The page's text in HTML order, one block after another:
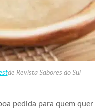
de Revista Sabores do Sul
pedida para quem quer